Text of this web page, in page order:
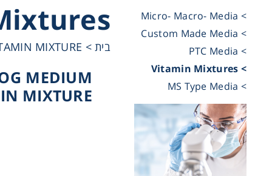
> Micro- Macro- Media
> Custom Made Media
> PTC Media
> Vitamin Mixtures
> MS Type Media
בית>
MIXTURE
MEDIUM
MIXTURE